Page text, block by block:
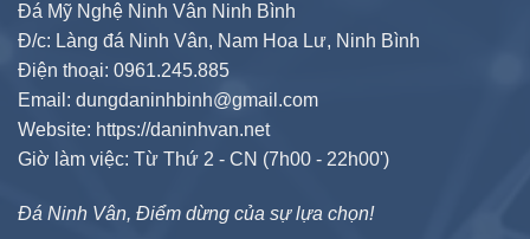
Đá Mỹ Nghệ Ninh Vân Ninh Bình
Đ/c: Làng đá Ninh Vân, Nam Hoa Lư, Ninh Bình
Điện thoại: 0961.245.885
Email: dungdaninhbinh@gmail.com
Website: https://daninhvan.net
Giờ làm việc: Từ Thứ 2 - CN (7h00 - 22h00')
Đá Ninh Vân, Điểm dừng của sự lựa chọn!